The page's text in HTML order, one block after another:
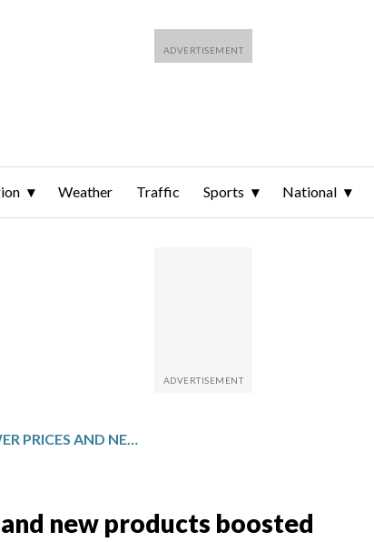
Weather Traffic Sports National
PEPSICO SAYS LOWER PRICES AND NEW PRODUCTS BOOSTED DEMAND IN THE FIRST QUARTER
new products boosted